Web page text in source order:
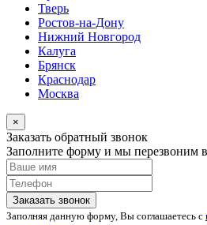
Тверь
Ростов-на-Дону
Нижний Новгород
Калуга
Брянск
Краснодар
Москва
×
Заказать обратный звонок
Заполните форму и мы перезвоним
Заказать звонок
Заполняя данную форму, Вы соглашаетесь с